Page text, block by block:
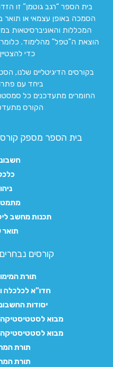
בית הספר “רגב גוטמן” זו
הסמכה באופן עצמאי או תואר
המכללות והאוניברסיטאות
הוצאת ה”טפל” מהלימוד.
כדי
בקורסים הדיגיטליים שלנו,
ביחד עם
החומרים מתעדכנים כל
הקורס
בית הספר מספק
תכנות מחשב
תואר
קורסים
תורת המימון
חדו"א לכלכלה
יסודות החשבונאות
מבוא
מבוא
תורת
תורת